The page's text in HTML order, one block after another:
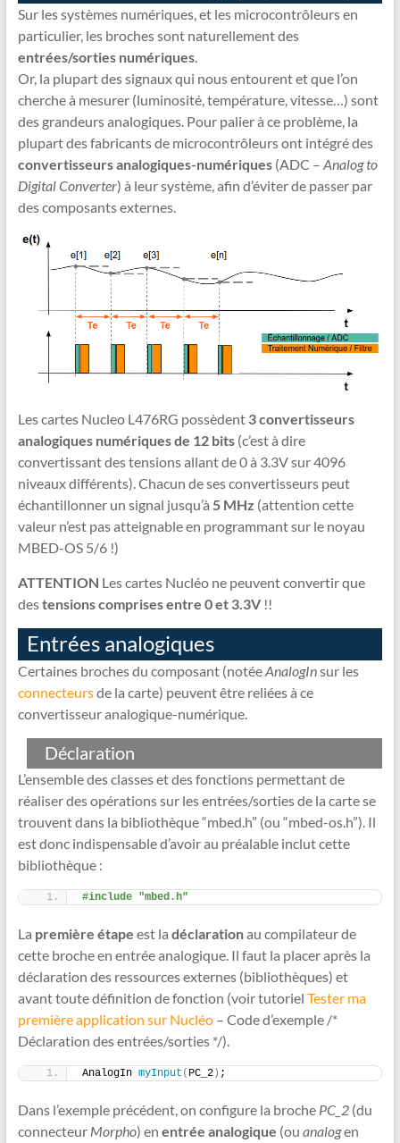
Sur les systèmes numériques, et les microcontrôleurs en
particulier, les broches sont naturellement des
entrées/sorties numériques.
Or, la plupart des signaux qui nous entourent et que l’on
cherche à mesurer (luminosité, température, vitesse…) sont
des grandeurs analogiques. Pour palier à ce problème, la
plupart des fabricants de microcontrôleurs ont intégré des
convertisseurs analogiques-numériques(ADC – Analog to
Digital Converter) à leur système, afin d’éviter de passer par
des composants externes.
Les cartes Nucleo L476RG possèdent 3 convertisseurs
analogiques numériques de 12 bits(c’est à dire
convertissant des tensions allant de 0 à 3.3V sur 4096
niveaux différents). Chacun de ses convertisseurs peut
échantillonner un signal jusqu’à 5 MHz (attention cette
valeur n’est pas atteignable en programmant sur le noyau
MBED-OS 5/6 !)
ATTENTION Les cartes Nucléo ne peuvent convertir que
destensions comprises entre 0 et 3.3V!!
Entrées analogiques
Certaines broches du composant (notéeAnalogInsur les
connecteursde la carte) peuvent être reliées à ce
convertisseur analogique-numérique.
Déclaration
L’ensemble des classes et des fonctions permettant de
réaliser des opérations sur les entrées/sorties de la carte se
trouvent dans la bibliothèque “mbed.h” (ou “mbed-os.h”). Il
est donc indispensable d’avoir au préalable inclut cette
bibliothèque :
#include "mbed.h"
La première étape est la déclarationau compilateur de
cette broche en entrée analogique. Il faut la placer après la
déclaration des ressources externes (bibliothèques) et
avant toute définition de fonction (voir tutoriel Tester ma
première application sur Nucléo– Code d’exemple /*
Déclaration des entrées/sorties */).
AnalogIn myInput ( PC_2) ;
Dans l’exemple précédent, on configure la broche PC_2(du
connecteur Morpho) en entrée analogique (ou analogen